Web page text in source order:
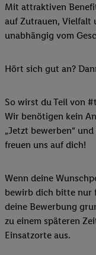
Mit attraktiven
auf Zutrauen, Vielfalt
unabhängig vom
Hört sich gut an?
So wirst du Teil von
Wir benötigen kein
„Jetzt bewerben“
freuen uns auf dich!
Wenn deine
bewirb dich bitte nur
deine Bewerbung
zu einem späteren
Einsatzorte aus.